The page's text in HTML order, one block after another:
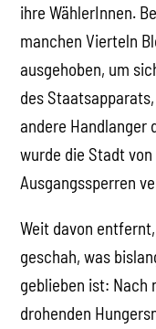
ihre WählerInnen.
manchen Vierteln
ausgehoben, um
des
andere Handlanger
wurde die Stadt
Ausgangssperren
Weit davon
geschah, was
geblieben ist: Nach
drohenden